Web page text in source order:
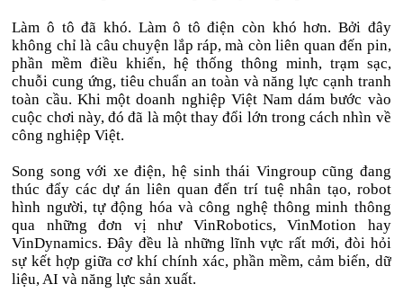
Làm ô tô đã khó. Làm ô tô điện còn khó hơn. Bởi đây
không chỉ là câu chuyện lắp ráp, mà còn liên quan đến pin,
phần mềm điều khiển, hệ thống thông minh, trạm sạc,
chuỗi cung ứng, tiêu chuẩn an toàn và năng lực cạnh tranh
toàn cầu. Khi một doanh nghiệp Việt Nam dám bước vào
cuộc chơi này, đó đã là một thay đổi lớn trong cách nhìn về
công nghiệp Việt.
Song song với xe điện, hệ sinh thái Vingroup cũng đang
thúc đẩy các dự án liên quan đến trí tuệ nhân tạo, robot
hình người, tự động hóa và công nghệ thông minh thông
qua những đơn vị như VinRobotics, VinMotion hay
VinDynamics. Đây đều là những lĩnh vực rất mới, đòi hỏi
sự kết hợp giữa cơ khí chính xác, phần mềm, cảm biến, dữ
liệu, AI và năng lực sản xuất.